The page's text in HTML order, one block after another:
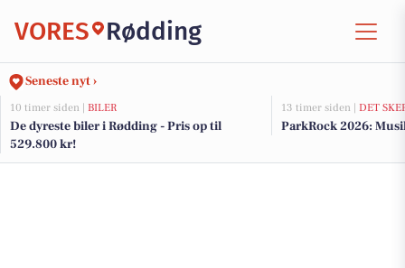
VORES Rødding
Seneste nyt ›
10 timer siden | BILER
De dyreste biler i Rødding - Pris op til
529.800 kr!
13 timer siden | DET
ParkRock 2026: